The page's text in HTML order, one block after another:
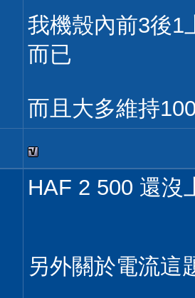
我機殼內前3後1
而已
而且大多維持
HAF 2 500 還沒
另外關於電流這